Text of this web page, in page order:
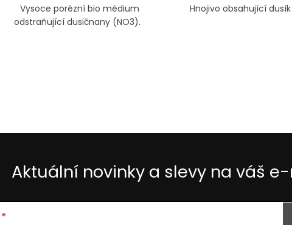
Vysoce porézní bio médium
odstraňující dusičnany (NO3).
Hnojivo obsahující
Aktuální novinky a slevy na váš